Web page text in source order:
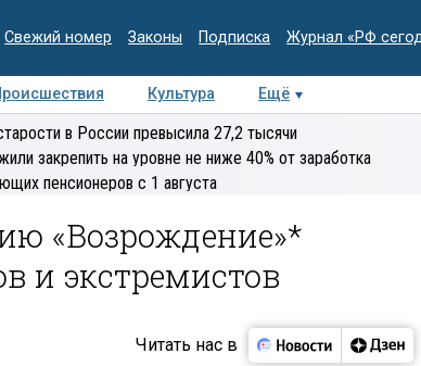
Свежий номер Законы Подписка Журнал «РФ
Культура Ещё
Интервью Колумнисты
экспертиза
в России превысила 27,2 тысячи
закрепить на уровне не ниже 40% от заработка
пенсионеров с 1 августа
«Возрождение»*
и экстремистов
Читать нас в